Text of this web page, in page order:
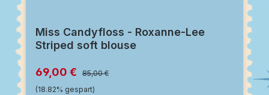
Miss Candyfloss - Roxanne-Lee
Striped soft blouse
69,00 €
85,00 €
(18.82% gespart)